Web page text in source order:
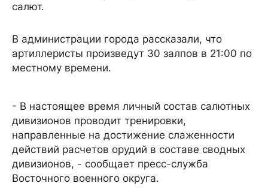
салют.
В администрации города рассказали, что
артиллеристы произведут 30 залпов в 21:00 по
местному времени.
- В настоящее время личный состав салютных
дивизионов проводит тренировки,
направленные на достижение слаженности
действий расчетов орудий в составе сводных
дивизионов, - сообщает пресс-служба
Восточного военного округа.